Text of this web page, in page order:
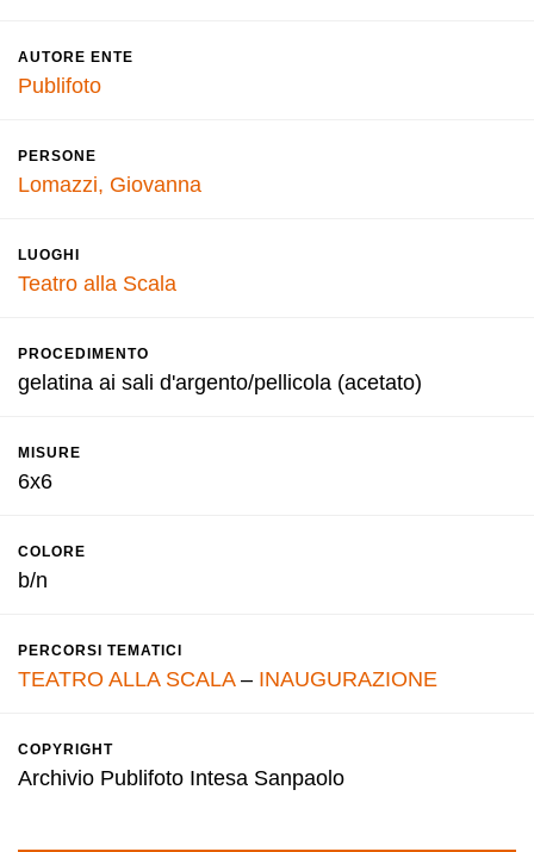
AUTORE ENTE
Publifoto
PERSONE
Lomazzi, Giovanna
LUOGHI
Teatro alla Scala
PROCEDIMENTO
gelatina ai sali d'argento/pellicola (acetato)
MISURE
6x6
COLORE
b/n
PERCORSI TEMATICI
TEATRO ALLA SCALA– INAUGURAZIONE
COPYRIGHT
Archivio Publifoto Intesa Sanpaolo